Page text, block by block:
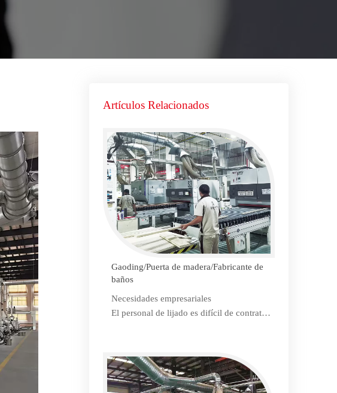
Artículos Relacionados
Gaoding/Puerta de madera/Fabricante de
baños
Necesidades empresariales
El personal de lijado es difícil de contratar,
Mejore la calidad, estabilice la producción,
reduzca el reproceso y automatice la
producción.